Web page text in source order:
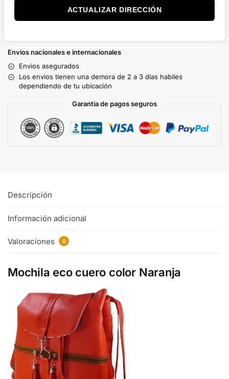
ACTUALIZAR DIRECCIÓN
Envios nacionales e internacionales
Envios asegurados
Los envios tienen una demora de 2 a 3 dias habiles
dependiendo de tu ubicación
Garantia de pagos seguros
Descripción
Información adicional
Valoraciones 0
Mochila eco cuero color Naranja